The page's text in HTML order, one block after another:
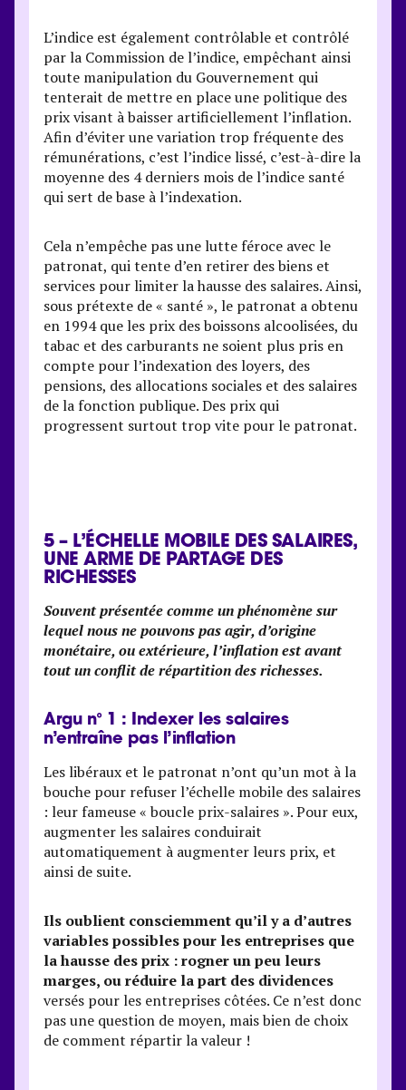
L’indice est également contrôlable et contrôlé
par la Commission de l’indice, empêchant ainsi
toute manipulation du Gouvernement qui
tenterait de mettre en place une politique des
prix visant à baisser artificiellement l’inflation.
Afin d’éviter une variation trop fréquente des
rémunérations, c’est l’indice lissé, c’est-à-dire la
moyenne des 4 derniers mois de l’indice santé
qui sert de base à l’indexation.
Cela n’empêche pas une lutte féroce avec le
patronat, qui tente d’en retirer des biens et
services pour limiter la hausse des salaires. Ainsi,
sous prétexte de « santé », le patronat a obtenu
en 1994 que les prix des boissons alcoolisées, du
tabac et des carburants ne soient plus pris en
compte pour l’indexation des loyers, des
pensions, des allocations sociales et des salaires
de la fonction publique. Des prix qui
progressent surtout trop vite pour le patronat.
5 – L’ÉCHELLE MOBILE DES SALAIRES,
UNE ARME DE PARTAGE DES
RICHESSES
Souvent présentée comme un phénomène sur
lequel nous ne pouvons pas agir, d’origine
monétaire, ou extérieure, l’inflation est avant
tout un conflit de répartition des richesses.
Argu n° 1 : Indexer les salaires
n’entraîne pas l’inflation
Les libéraux et le patronat n’ont qu’un mot à la
bouche pour refuser l’échelle mobile des salaires
: leur fameuse « boucle prix-salaires ». Pour eux,
augmenter les salaires conduirait
automatiquement à augmenter leurs prix, et
ainsi de suite.
Ils oublient consciemment qu’il y a d’autres
variables possibles pour les entreprises que
la hausse des prix : rogner un peu leurs
marges, ou réduire la part des dividences
versés pour les entreprises côtées. Ce n’est donc
pas une question de moyen, mais bien de choix
de comment répartir la valeur !